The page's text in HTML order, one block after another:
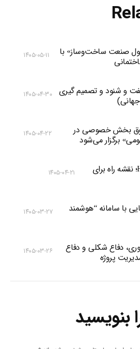
صنعت ساخت‌وساز» با
۱۴۰۵-۰۵-۱۱
و شنود و تصمیم گیری
۱۴۰۵-۰۴-۳۰
بخش خصوصی در
برگزار می‌شود
۱۴۰۵-۰۴-۲۲
برگزاری دوره تخصصی HSE؛ نقشه راه برای
۱۴۰۵-۰۴-۲۱
با سامانه “هوشمند
۱۴۰۵-۰۳-۲۷
دفاع شکلی و دفاع
پروژه
۱۴۰۵-۰۳-۲۶
بنویسید